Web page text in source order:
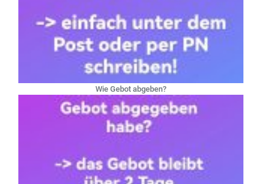
Wie Gebot abgeben?